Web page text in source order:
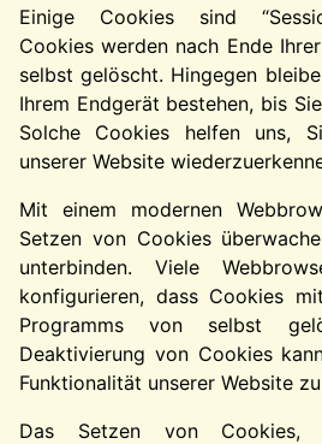
Einige Cookies sind
Cookies werden nach Ende
selbst gelöscht. Hingegen
Ihrem Endgerät bestehen, bis
Solche Cookies helfen uns,
unserer Website
Mit einem modernen
Setzen von Cookies
unterbinden. Viele
konfigurieren, dass Cookies
Programms von selbst
Deaktivierung von Cookies
Funktionalität unserer Website
Das Setzen von Cookies,